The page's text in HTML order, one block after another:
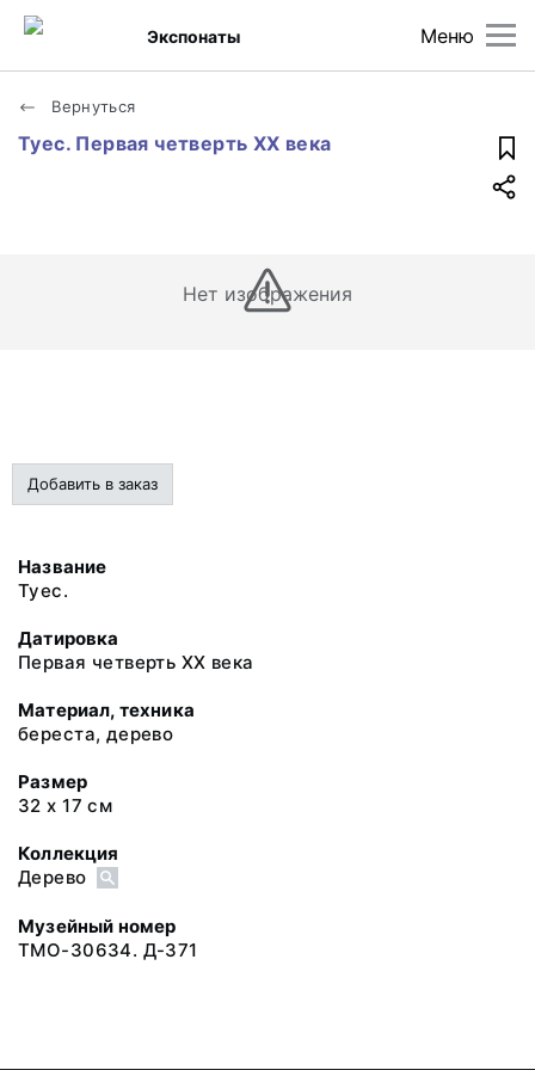
Меню
Экспонаты
Вернуться
Туес. Первая четверть XX века
Нет изображения
Добавить в заказ
Название
Туес.
Датировка
Первая четверть XX века
Материал, техника
береста, дерево
Размер
32 х 17 см
Коллекция
Дерево
Музейный номер
ТМО-30634. Д-371